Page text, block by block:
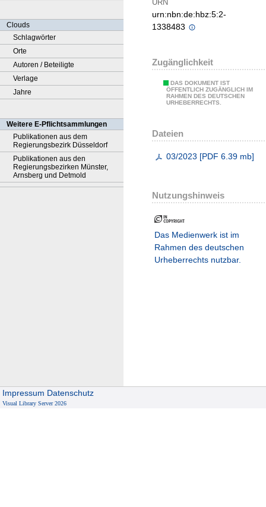
Clouds
Schlagwörter
Orte
Autoren / Beteiligte
Verlage
Jahre
Weitere E-Pflichtsammlungen
Publikationen aus dem
Regierungsbezirk Düsseldorf
Publikationen aus den
Regierungsbezirken Münster,
Arnsberg und Detmold
URN
urn:nbn:de:hbz:5:2-
1338483
Zugänglichkeit
DAS DOKUMENT IST
ÖFFENTLICH ZUGÄNGLICH IM
RAHMEN DES DEUTSCHEN
URHEBERRECHTS.
Dateien
03/2023 [PDF 6.39 mb]
Nutzungshinweis
Das Medienwerk ist im
Rahmen des deutschen
Urheberrechts nutzbar.
Impressum Datenschutz
Visual Library Server 2026